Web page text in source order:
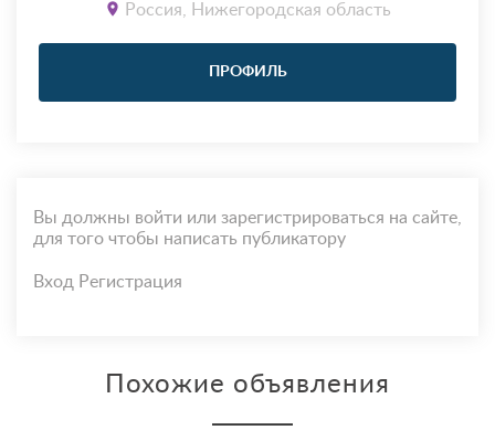
Россия, Нижегородская область
ПРОФИЛЬ
Вы должны войти или зарегистрироваться на сайте,
для того чтобы написать публикатору
Вход Регистрация
Похожие объявления